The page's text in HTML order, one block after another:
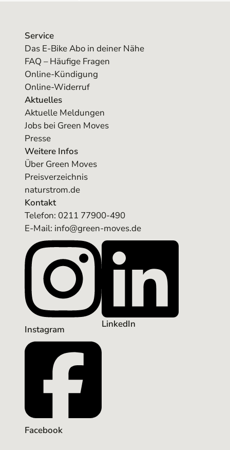
Service
Das E-Bike Abo in deiner Nähe
FAQ – Häufige Fragen
Online-Kündigung
Online-Widerruf
Aktuelles
Aktuelle Meldungen
Jobs bei Green Moves
Presse
Weitere Infos
Über Green Moves
Preisverzeichnis
naturstrom.de
Kontakt
Telefon: 0211 77900-490
E-Mail: info@green-moves.de
Instagram LinkedIn
Facebook